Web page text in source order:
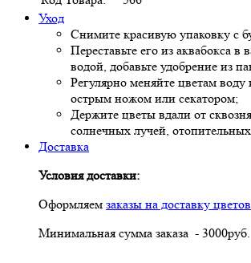
Уход
Снимите красивую упаковку с
Переставьте его из аквабокса в
водой, добавьте удобрение из
Регулярно меняйте цветам воду
острым ножом или секатором;
Держите цветы вдали от
солнечных лучей,
Доставка
Условия доставки:
Оформляем заказы на доставку цветов
Минимальная сумма заказа - 3000руб.